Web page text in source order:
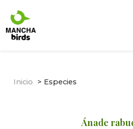
Inicio Especies
Ánade